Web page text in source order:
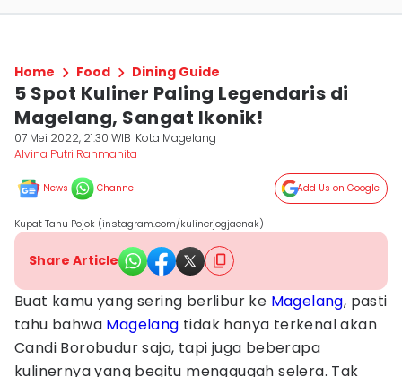
Home Food Dining Guide
5 Spot Kuliner Paling Legendaris di
Magelang, Sangat Ikonik!
07 Mei 2022, 21:30 WIB Kota Magelang
Alvina Putri Rahmanita
News Channel Add Us on Google
Kupat Tahu Pojok (instagram.com/kulinerjogjaenak)
Share Article
Buat kamu yang sering berlibur ke Magelang, pasti
tahu bahwa Magelang tidak hanya terkenal akan
Candi Borobudur saja, tapi juga beberapa
kulinernya yang begitu menggugah selera. Tak